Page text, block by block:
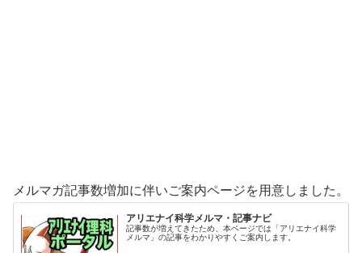
メルマガ記事数増加に伴いご案内ページを用意しました。
アリエナイ科学メルマ・記事ナビ
記事数が増えてきたため、本ページでは「アリエナイ科学
メルマ」の記事をわかりやすくご案内します。